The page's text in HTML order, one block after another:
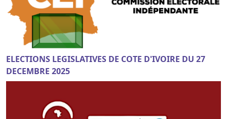
ELECTIONS LEGISLATIVES DE COTE D'IVOIRE DU 27
DECEMBRE 2025